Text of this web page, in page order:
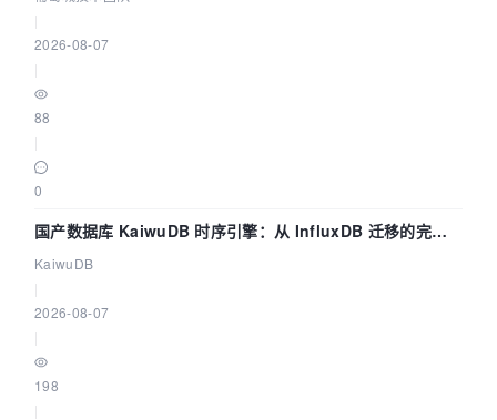
2026-08-07
88
0
国产数据库 KaiwuDB 时序引擎：从 InfluxDB 迁移的完整
技术路径
KaiwuDB
2026-08-07
198